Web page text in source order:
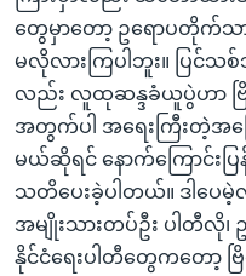
တွေမှာတော့ ဥရောပတိုက်သ
မလိုလားကြပါဘူး။ ပြင်သစ်
လည်း လူထုဆန္ဒခံယူပွဲဟာ
အတွက်ပါ အရေးကြီးတဲ့အက
မယ်ဆိုရင် နောက်ကြောင်း
သတိပေးခဲ့ပါတယ်။ ဒါပေ
အမျိုးသားတပ်ဦး ပါတီလို၊
နိုင်ငံရေးပါတီတွေကတော့